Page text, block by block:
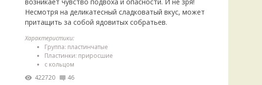
Несмотря на деликатесный сладковатый вкус, может
притащить за собой ядовитых собратьев.
Характеристики:
Группа: пластинчатые
Пластинки: приросшие
с кольцом
422720
46